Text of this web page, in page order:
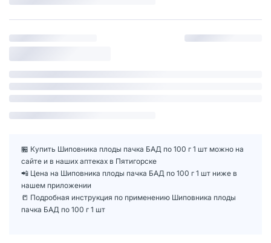
🏪 Купить Шиповника плоды пачка БАД по 100 г 1 шт можно на
сайте и в наших аптеках в Пятигорске
📲 Цена на Шиповника плоды пачка БАД по 100 г 1 шт ниже в
нашем приложении
📒 Подробная инструкция по применению Шиповника плоды
пачка БАД по 100 г 1 шт